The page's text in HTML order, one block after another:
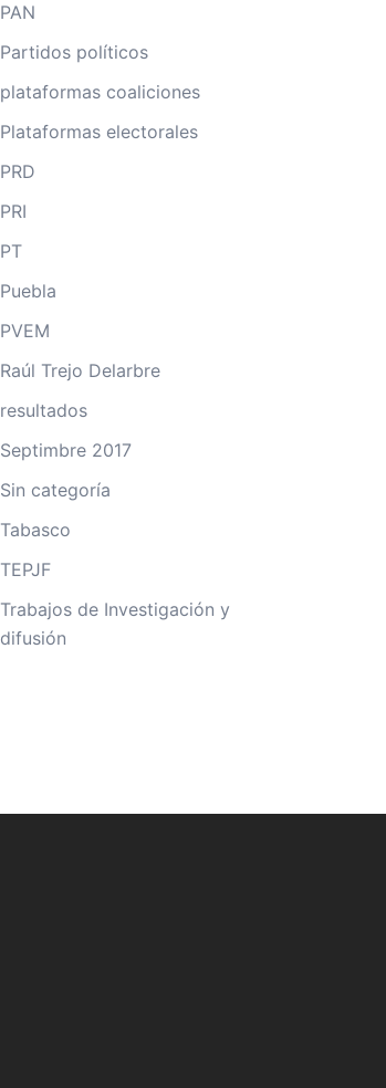
PAN
Partidos políticos
plataformas coaliciones
Plataformas electorales
PRD
PRI
PT
Puebla
PVEM
Raúl Trejo Delarbre
resultados
Septimbre 2017
Sin categoría
Tabasco
TEPJF
Trabajos de Investigación y
difusión